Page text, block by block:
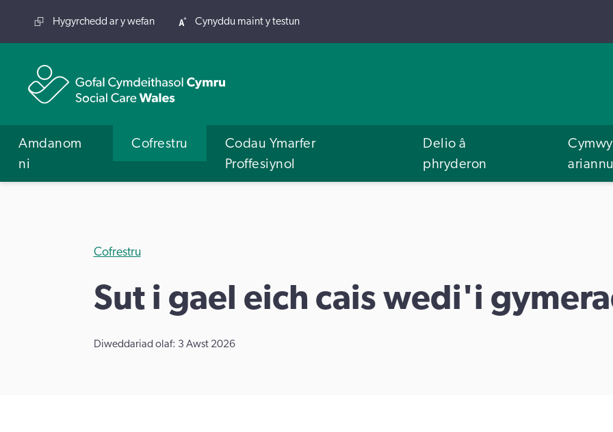
Hygyrchedd ar y wefan Cynyddu maint y testun
Amdanom
ni
Cofrestru
Codau Ymarfer
Proffesiynol
Delio â
phryderon
ariannu
Cofrestru
Sut i gael eich cais wedi'i
Diweddariad olaf: 3 Awst 2026